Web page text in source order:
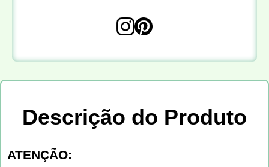
Descrição do Produto
ATENÇÃO: